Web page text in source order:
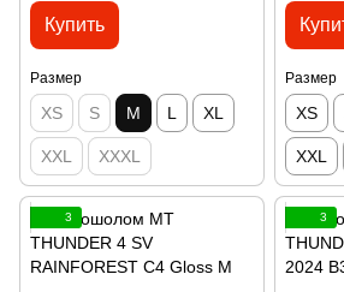
Купить
Размер
XS S M L XL
XXL XXXL
Размер
XS
XXL
3 3